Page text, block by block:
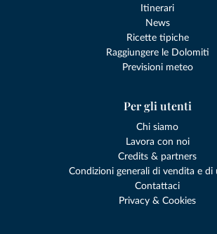
Itinerari
News
Ricette tipiche
Raggiungere le Dolomiti
Previsioni meteo
Per gli utenti
Chi siamo
Lavora con noi
Credits & partners
Condizioni generali di vendita e di
Contattaci
Privacy & Cookies